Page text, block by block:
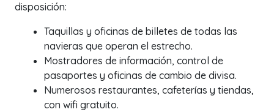
disposición:
Taquillas y oficinas de billetes de todas las
navieras que operan el estrecho.
Mostradores de información, control de
pasaportes y oficinas de cambio de divisa.
Numerosos restaurantes, cafeterías y tiendas,
con wifi gratuito.